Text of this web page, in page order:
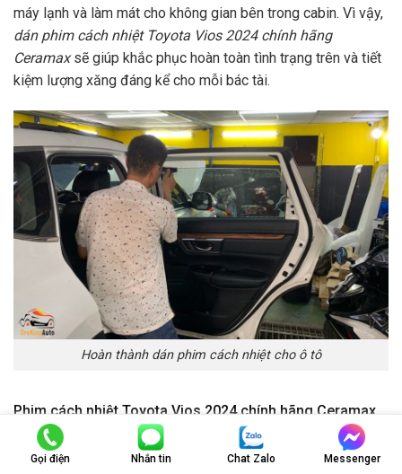
máy lạnh và làm mát cho không gian bên trong cabin. Vì vậy,
dán phim cách nhiệt Toyota Vios 2024 chính hãng
Ceramaxsẽ giúp khắc phục hoàn toàn tình trạng trên và tiết
kiệm lượng xăng đáng kể cho mỗi bác tài.
Hoàn thành dán phim cách nhiệt cho ô tô
Phim cách nhiệt Toyota Vios 2024 chính hãng Ceramax
tạo sự riêng tư và tăng phong cách thẩm mỹ
Gọi điện Nhắn tin Chat Zalo Messenger